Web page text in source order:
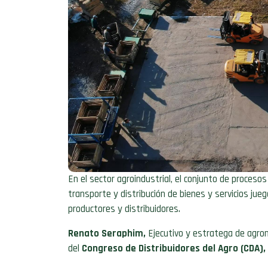
En el sector agroindustrial, el conjunto de
transporte y distribución de bienes y servicios
productores y distribuidores.
Renato Seraphim, Ejecutivo y estratega de
del Congreso de Distribuidores del Agro (CDA),